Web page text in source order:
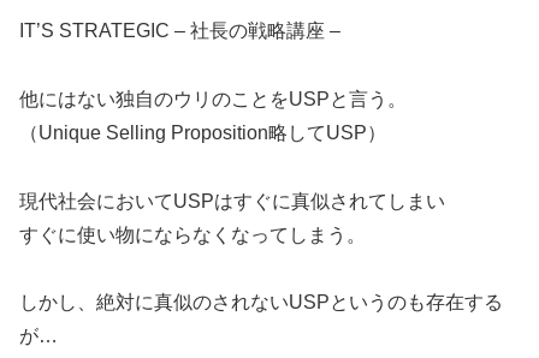
IT’S STRATEGIC – 社長の戦略講座 –
他にはない独自のウリのことをUSPと言う。
（Unique Selling Proposition略してUSP）
現代社会においてUSPはすぐに真似されてしまい
すぐに使い物にならなくなってしまう。
しかし、絶対に真似のされないUSPというのも存在する
が…